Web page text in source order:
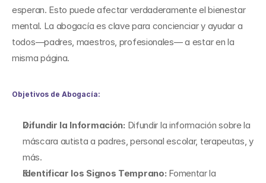
esperan. Esto puede afectar verdaderamente el bienestar
mental. La abogacía es clave para concienciar y ayudar a
todos—padres, maestros, profesionales— a estar en la
misma página.
Objetivos de Abogacía:
Difundir la Información: Difundir la información sobre la
máscara autista a padres, personal escolar, terapeutas, y
más.
Identificar los Signos Temprano: Fomentar la